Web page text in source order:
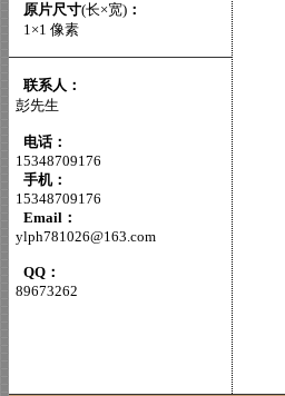
原片尺寸(长×宽) ：
1×1 像素
联系人：
彭先生
电话：
15348709176
手机：
15348709176
Email：
ylph781026@163.com
QQ：
89673262